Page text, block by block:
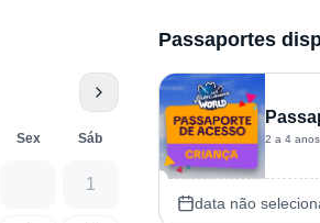
Sex Sáb
1
Passaportes
2 a 4 anos
data não